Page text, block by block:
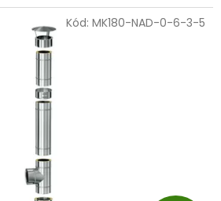
Kód: MK180-NAD-0-6-3-5